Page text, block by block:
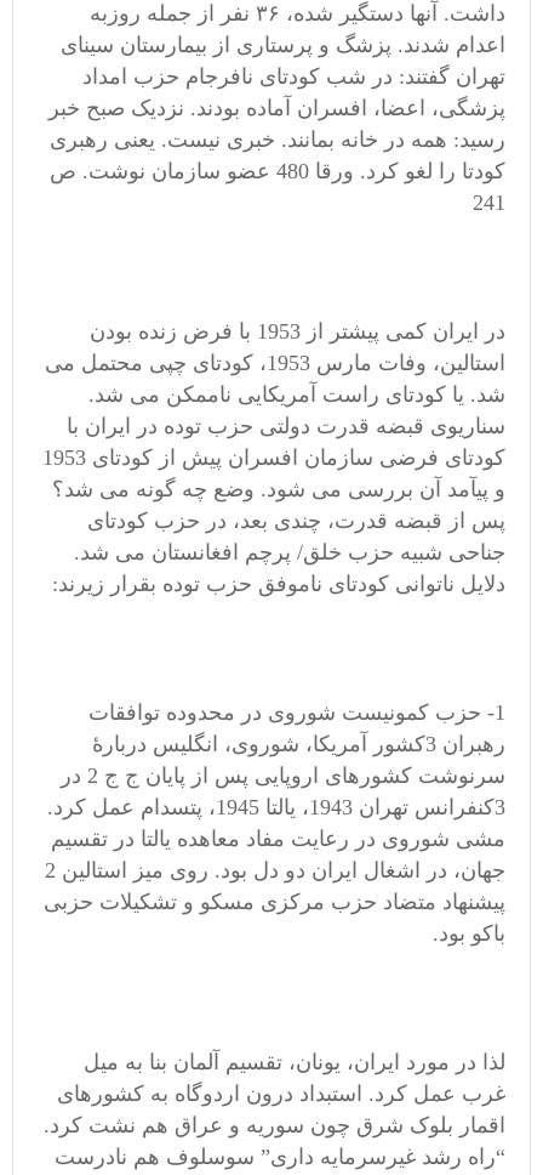
داشت. آنها دستگیر شده، ۳۶ نفر از جمله روزبه
اعدام شدند. پزشگ و پرستاری از بیمارستان سینای
تهران گفتند: در شب کودتای نافرجام حزب امداد
پزشگی، اعضا، افسران آماده بودند. نزدیک صبح خبر
رسید: همه در خانه بمانند. خبری نیست. یعنی رهبری
کودتا را لغو کرد. ورقا 480 عضو سازمان نوشت. ص
241
در ایران کمی پیشتر از 1953 با فرض زنده بودن
استالین، وفات مارس 1953، کودتای چپی محتمل می
شد. یا کودتای راست آمریکایی ناممکن می شد.
سناریوی قبضه قدرت دولتی حزب توده در ایران با
کودتای فرضی سازمان افسران پیش از کودتای 1953
و پیآمد آن بررسی می شود. وضع چه گونه می شد؟
پس از قبضه قدرت، چندی بعد، در حزب کودتای
جناحی شبیه حزب خلق/ پرچم افغانستان می شد.
دلایل ناتوانی کودتای ناموفق حزب توده بقرار زیرند:
1- حزب کمونیست شوروی در محدوده توافقات
رهبران 3کشور آمریکا، شوروی، انگلیس دربارهٔ
سرنوشت کشورهای اروپایی پس از پایان ج ج 2 در
3کنفرانس تهران 1943، یالتا 1945، پتسدام عمل کرد.
مشی شوروی در رعایت مفاد معاهده یالتا در تقسیم
جهان، در اشغال ایران دو دل بود. روی میز استالین 2
پیشنهاد متضاد حزب مرکزی مسکو و تشکیلات حزبی
باکو بود.
لذا در مورد ایران، یونان، تقسیم آلمان بنا به میل
غرب عمل کرد. استبداد درون اردوگاه به کشورهای
اقمار بلوک شرق چون سوریه و عراق هم نشت کرد.
“راه رشد غیرسرمایه داری” سوسلوف هم نادرست